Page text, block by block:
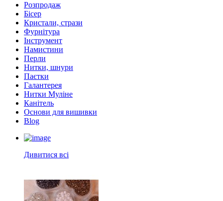
Розпродаж
Бісер
Кристали, стрази
Фурнітура
Інструмент
Намистини
Перли
Нитки, шнури
Паєтки
Галантерея
Нитки Муліне
Канітель
Основи для вишивки
Blog
Дивитися всі